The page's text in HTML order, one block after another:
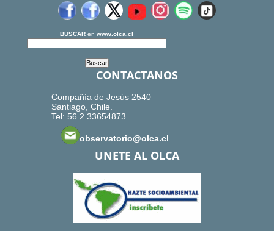
BUSCAR en www.olca.cl
CONTACTANOS
Compañía de Jesús 2540
Santiago, Chile.
Tel: 56.2.33654873
observatorio@olca.cl
UNETE AL OLCA